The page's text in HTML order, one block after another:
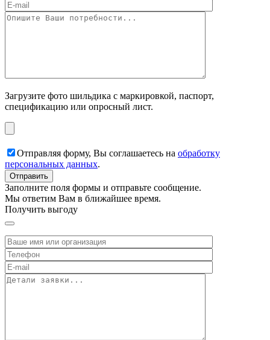
Загрузите фото шильдика с маркировкой, паспорт,
спецификацию или опросный лист.
Отправляя форму, Вы соглашаетесь на обработку
персональных данных.
Заполните поля формы и отправьте сообщение.
Мы ответим Вам в ближайшее время.
Получить выгоду